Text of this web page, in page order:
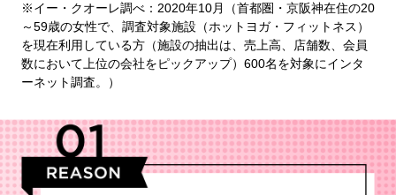
※イー・クオーレ調べ：2020年10月（首都圏・京阪神在住の20
～59歳の女性で、調査対象施設（ホットヨガ・フィットネス）
を現在利用している方（施設の抽出は、売上高、店舗数、会員
数において上位の会社をピックアップ）600名を対象にインタ
ーネット調査。）